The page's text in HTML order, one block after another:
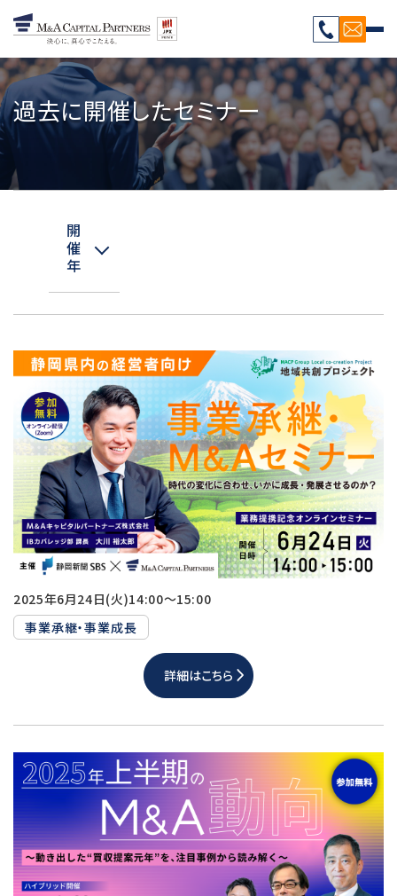
過去に開催したセミナー
開
催
年
開
年
込
み
条
件
を
み
る
2024
2023
2022
年
2021
年
2020
年
2019
年
2025年6月24日(火)14:00～15:00
事業承継・事業成長
詳細はこちら